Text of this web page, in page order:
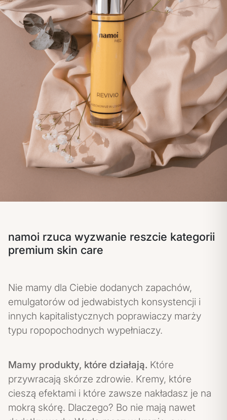
namoi rzuca wyzwanie reszcie kategorii
premium skin care
Nie mamy dla Ciebie dodanych zapachów,
emulgatorów od jedwabistych konsystencji i
innych kapitalistycznych poprawiaczy marży
typu ropopochodnych wypełniaczy.
Mamy produkty, które działają. Które
przywracają skórze zdrowie. Kremy, które
cieszą efektami i które zawsze nakładasz je na
mokrą skórę. Dlaczego? Bo nie mają nawet